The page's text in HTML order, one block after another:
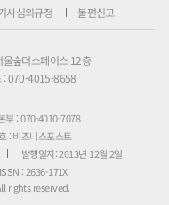
사심의규정 불편신고
숲더스페이스 12층
: 070-4015-8658
부 : 070-4010-7078
: 비즈니스포스트
발행일자: 2013년 12월 2일
ISSN : 2636-171X
rights reserved.